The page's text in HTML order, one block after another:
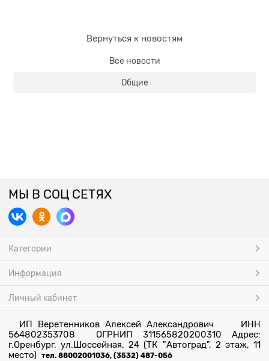
Вернуться к новостям
Все новости
Общие
МЫ В СОЦ СЕТЯХ
Категории
Информация
Личный кабинет
ИП Веретенников Алексей Александрович ИНН
564802353708 ОГРНИП 311565820200310 Адрес:
г.Оренбург, ул.Шоссейная, 24 (ТК "Автоград", 2 этаж, 11
место) тел. 88002001036, (3532) 487-056